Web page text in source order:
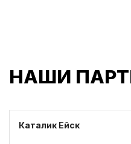
НАШИ
Каталик Ейск